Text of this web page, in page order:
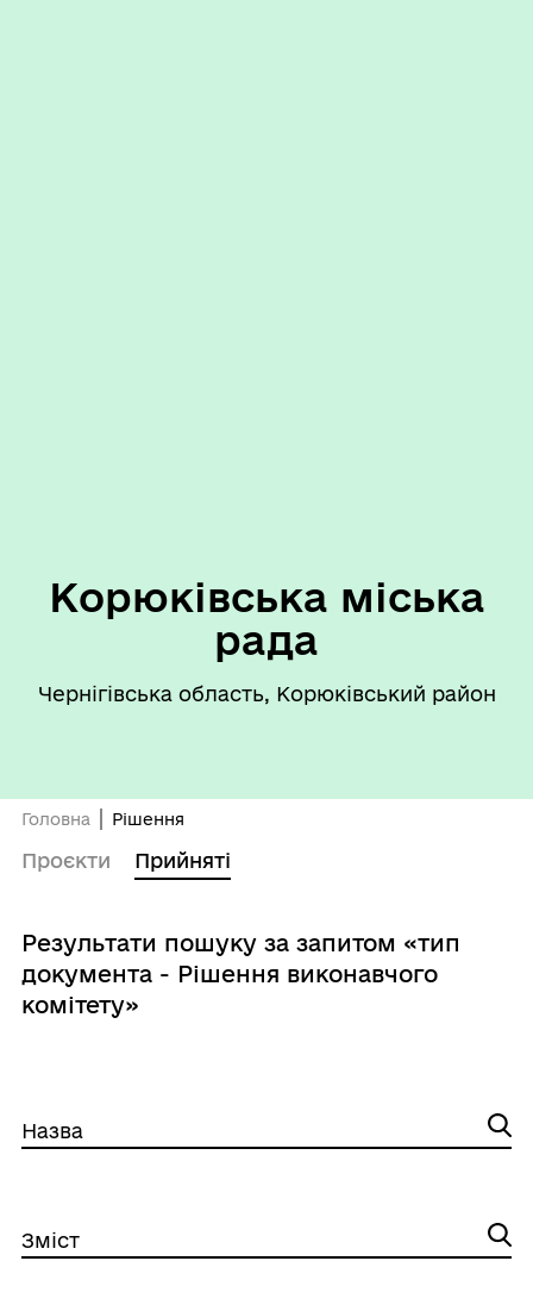
Корюківська міська
рада
Чернігівська область, Корюківський район
Головна Рішення
Проєкти Прийняті
Результати пошуку за запитом «тип
документа - Рішення виконавчого
комітету»
Назва
Зміст